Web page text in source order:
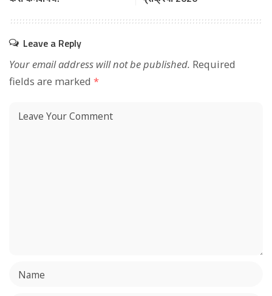
Leave a Reply
Your email address will not be published. Required
fields are marked *